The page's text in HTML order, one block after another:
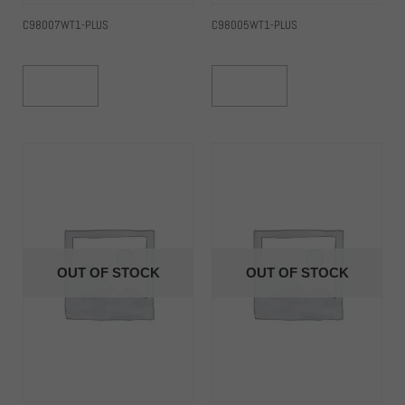
C98007WT1-PLUS C98005WT1-PLUS
OUT OF STOCK OUT OF STOCK